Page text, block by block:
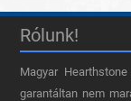
Rólunk!
Magyar
garantáltan nem